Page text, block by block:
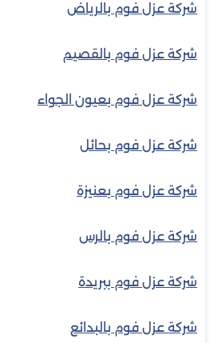
شركة عزل فوم بالرياض
شركة عزل فوم بالقصيم
شركة عزل فوم بعيون الجواء
شركة عزل فوم بحائل
شركة عزل فوم بعنيزة
شركة عزل فوم بالرس
شركة عزل فوم ببريدة
شركة عزل فوم بالبدائع